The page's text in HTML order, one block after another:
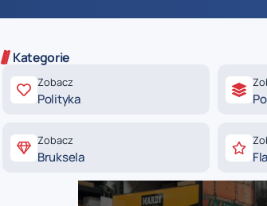
Kategorie
Zobacz
Polityka
Zobacz
Bruksela